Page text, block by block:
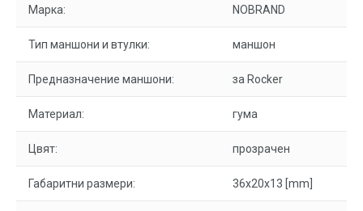
Марка: NOBRAND
Тип маншони и втулки: маншон
Предназначение маншони: за Rocker
Материал: гума
Цвят: прозрачен
Габаритни размери: 36x20x13 [mm]